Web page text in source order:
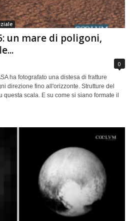
un mare di poligoni,
0
ha fotografato una distesa di fratture
direzione fino all'orizzonte. Strutture del
scala. E su come si siano formate il